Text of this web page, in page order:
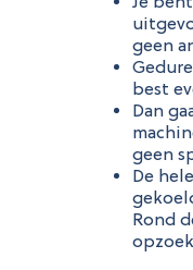
geen
best
Dan
geen
De
Rond